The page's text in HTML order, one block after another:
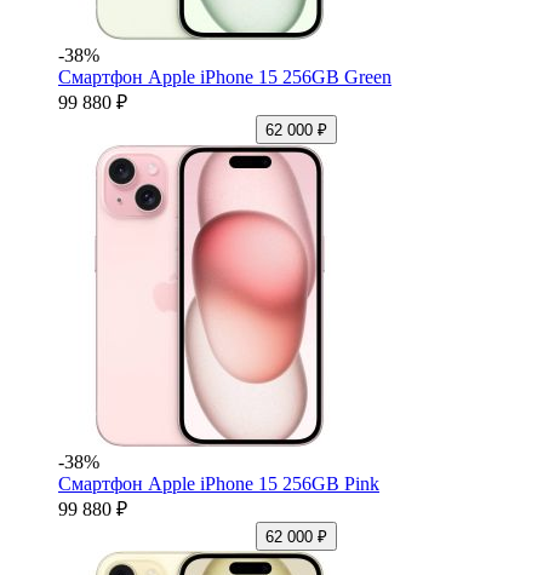
-38%
Смартфон Apple iPhone 15 256GB Green
99 880 ₽
62 000 ₽
-38%
Смартфон Apple iPhone 15 256GB Pink
99 880 ₽
62 000 ₽